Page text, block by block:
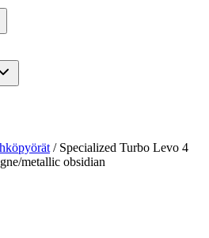
/ Specialized Turbo Levo 4
metallic obsidian